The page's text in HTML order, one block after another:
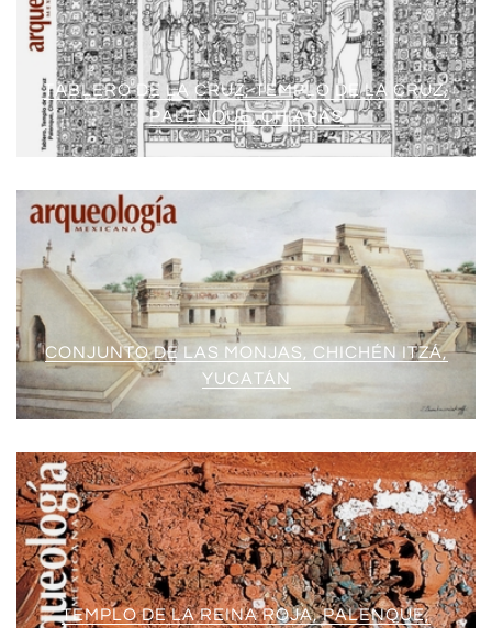
TABLERO DE LA CRUZ, TEMPLO DE LA CRUZ,
PALENQUE, CHIAPAS
CONJUNTO DE LAS MONJAS, CHICHÉN ITZÁ,
YUCATÁN
TEMPLO DE LA REINA ROJA, PALENQUE,